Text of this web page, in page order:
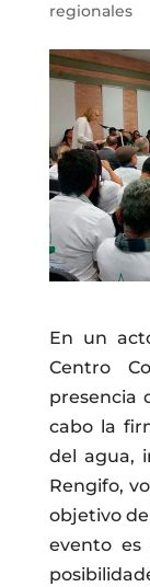
regionales
En un
Centro
presencia
cabo la
del agua,
Rengifo,
objetivo
evento